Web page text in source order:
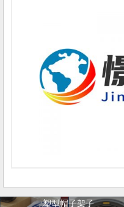
塑型帽子架子